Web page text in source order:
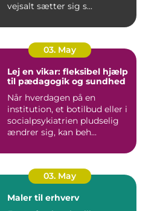
vejsalt sætter sig s...
03. May
Lej en vikar: fleksibel hjælp
til pædagogik og sundhed
Når hverdagen på en
institution, et botilbud eller i
socialpsykiatrien pludselig
ændrer sig, kan beh...
03. May
Maler til erhverv